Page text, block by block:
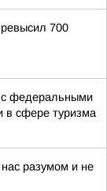
700
с федеральными
в сфере туризма
разумом и не